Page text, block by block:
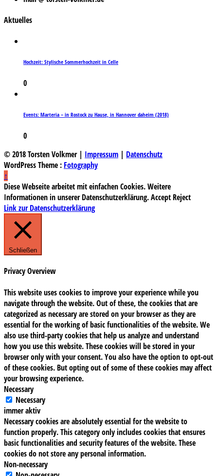
Aktuelles
Hochzeit: Stylische Sommerhochzeit in Celle
0
Events: Marteria – in Rostock zu Hause, in Hannover daheim (2018)
0
© 2018 Torsten Volkmer | Impressum | Datenschutz
WordPress Theme : Fotography
↑
Diese Webseite arbeitet mit einfachen Cookies. Weitere
Informationen in unserer Datenschutzerklärung.Accept Reject
Link zur Datenschutzerklärung
Schließen
Privacy Overview
This website uses cookies to improve your experience while you
navigate through the website. Out of these, the cookies that are
categorized as necessary are stored on your browser as they are
essential for the working of basic functionalities of the website. We
also use third-party cookies that help us analyze and understand
how you use this website. These cookies will be stored in your
browser only with your consent. You also have the option to opt-out
of these cookies. But opting out of some of these cookies may affect
your browsing experience.
Necessary
Necessary
immer aktiv
Necessary cookies are absolutely essential for the website to
function properly. This category only includes cookies that ensures
basic functionalities and security features of the website. These
cookies do not store any personal information.
Non-necessary